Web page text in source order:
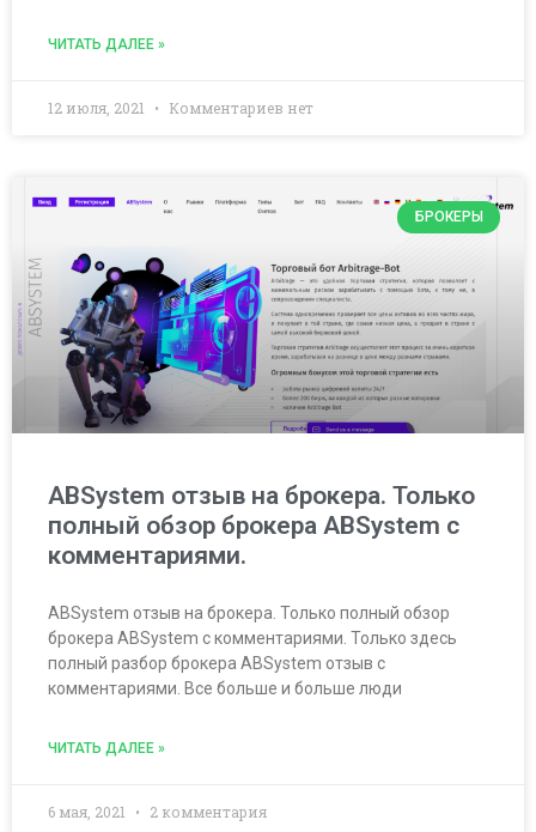
ЧИТАТЬ ДАЛЕЕ »
12 июля, 2021 Комментариев нет
БРОКЕРЫ
ABSystem отзыв на брокера. Только
полный обзор брокера ABSystem с
комментариями.
ABSystem отзыв на брокера. Только полный обзор
брокера ABSystem с комментариями. Только здесь
полный разбор брокера ABSystem отзыв с
комментариями. Все больше и больше люди
ЧИТАТЬ ДАЛЕЕ »
6 мая, 2021 2 комментария